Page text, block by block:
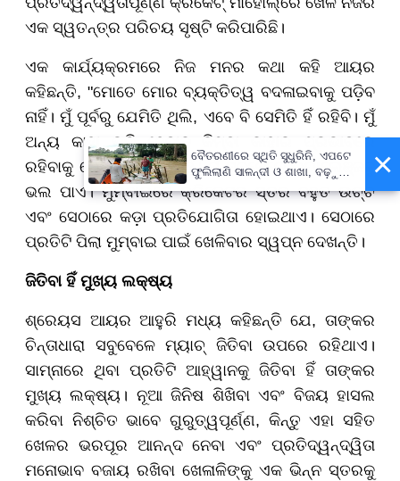
ଏକ ସ୍ୱତନ୍ତ୍ର ପରିଚୟ ସୃଷ୍ଟି କରିପାରିଛି।
ଏକ କାର୍ଯ୍ୟକ୍ରମରେ ନିଜ ମନର କଥା କହି ଆୟର
କହିଛନ୍ତି, "ମୋତେ ମୋର ବ୍ୟକ୍ତିତ୍ୱ ବଦଳାଇବାକୁ ପଡ଼ିବ
ନାହିଁ। ମୁଁ ପୂର୍ବରୁ ଯେମିତି ଥିଲି, ଏବେ ବି ସେମିତି ହିଁ ରହିବି। ମୁଁ
ଅନ୍ୟ କାହା ଭଳି ହେବାକୁ କିମ୍ବା କାହାର ପ୍ରଭାବରେ
ରହିବାକୁ ଚେଷ୍ଟା କରିବି ନାହିଁ। ମୁଁ ସବୁବେଳେ ଚ୍ୟାଲେଞ୍ଜକୁ
ଭଲ ପାଏ। ମୁମ୍ବାଇରେ କ୍ରିକେଟର ସ୍ତର ବହୁତ ଉଚ୍ଚ
ଏବଂ ସେଠାରେ କଡ଼ା ପ୍ରତିଯୋଗିତା ହୋଇଥାଏ। ସେଠାରେ
ପ୍ରତିଟି ପିଲା ମୁମ୍ବାଇ ପାଇଁ ଖେଳିବାର ସ୍ୱପ୍ନ ଦେଖନ୍ତି।
ଜିତିବା ହିଁ ମୁଖ୍ୟ ଲକ୍ଷ୍ୟ
ଶ୍ରେୟସ ଆୟର ଆହୁରି ମଧ୍ୟ କହିଛନ୍ତି ଯେ, ତାଙ୍କର
ଚିନ୍ତାଧାରା ସବୁବେଳେ ମ୍ୟାଚ୍ ଜିତିବା ଉପରେ ରହିଥାଏ।
ସାମ୍ନାରେ ଥିବା ପ୍ରତିଟି ଆହ୍ୱାନକୁ ଜିତିବା ହିଁ ତାଙ୍କର
ମୁଖ୍ୟ ଲକ୍ଷ୍ୟ। ନୂଆ ଜିନିଷ ଶିଖିବା ଏବଂ ବିଜୟ ହାସଲ
କରିବା ନିଶ୍ଚିତ ଭାବେ ଗୁରୁତ୍ୱପୂର୍ଣ୍ଣ, କିନ୍ତୁ ଏହା ସହିତ
ଖେଳର ଭରପୂର ଆନନ୍ଦ ନେବା ଏବଂ ପ୍ରତିଦ୍ୱନ୍ଦ୍ୱିତା
ମନୋଭାବ ବଜାୟ ରଖିବା ଖେଳାଳିଙ୍କୁ ଏକ ଭିନ୍ନ ସ୍ତରକୁ
×
ବୈତରଣୀରେ ସ୍ଥିତି ସୁଧୁରିନି, ଏପଟେ
ଫୁଲିଲାଣି ସାଳନ୍ଦୀ ଓ ଶାଖା, ବଢ଼ୁଛି